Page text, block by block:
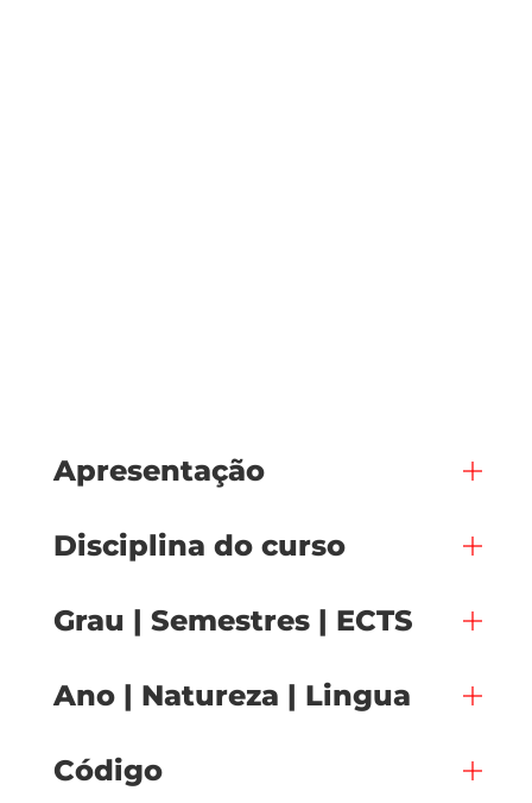
Apresentação
Disciplina do curso
Grau | Semestres | ECTS
Ano | Natureza | Lingua
Código